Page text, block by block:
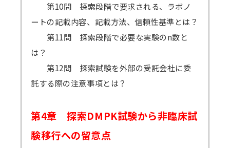
第10問 探索段階で要求される、ラボノ
ートの記載内容、記載方法、信頼性基準とは？
第11問 探索段階で必要な実験のn数と
は？
第12問 探索試験を外部の受託会社に委
託する際の注意事項とは？
第4章 探索DMPK試験から非臨床試
験移行への留意点